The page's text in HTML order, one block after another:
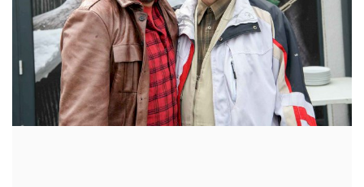
Filmovi
Glumci
Contact
Login